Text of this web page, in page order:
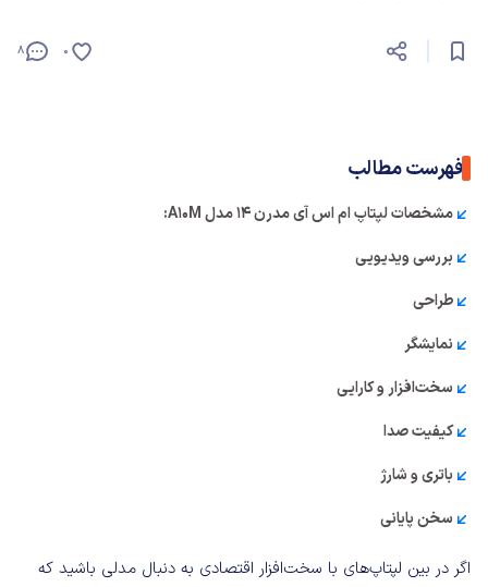
8 0
فهرست مطالب
مشخصات لپتاپ ام اس آی مدرن ۱۴ مدل A10M:
بررسی ویدیویی
طراحی
نمایشگر
سخت‌افزار و کارایی
کیفیت صدا
باتری و شارژ
سخن پایانی
اگر در بین لپتاپ‌های با سخت‌افزار اقتصادی به دنبال مدلی باشید که